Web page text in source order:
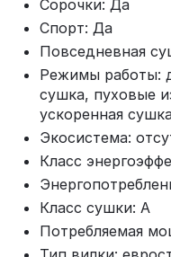
Сорочки: Да
Спорт: Да
Повседневная
Режимы работы:
сушка, пуховые
ускоренная
Экосистема:
Класс
Класс сушки: A
Потребляемая